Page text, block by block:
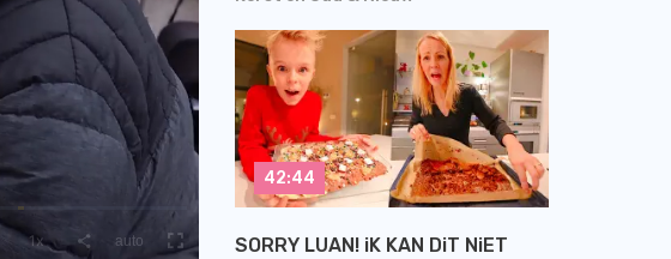
SORRY LUAN! iK KAN DiT NiET
42:44